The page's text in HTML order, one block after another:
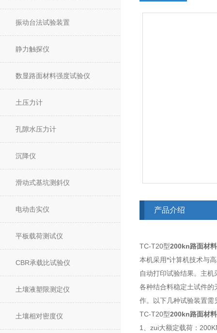
振动台法试验装置
静力触探仪
数显路面材料强度试验仪
土压力计
孔隙水压力计
沉降仪
滑动式基坑测斜仪
电动击实仪
平板载荷测试仪
CBR承载比试验仪
土壤液塑限测定仪
土壤相对密度仪
产品介绍
TC-T20型200kn路面材
本机采用*计算机技术与
自动打印试验结果。主
各种结合料稳定土试件
作。以下几种试验装置需
TC-T20型200kn路面材
1、zui大额定载荷：